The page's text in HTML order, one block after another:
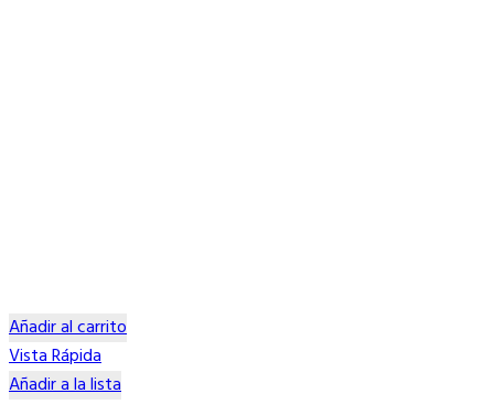
Añadir al carrito
Vista Rápida
Añadir a la lista